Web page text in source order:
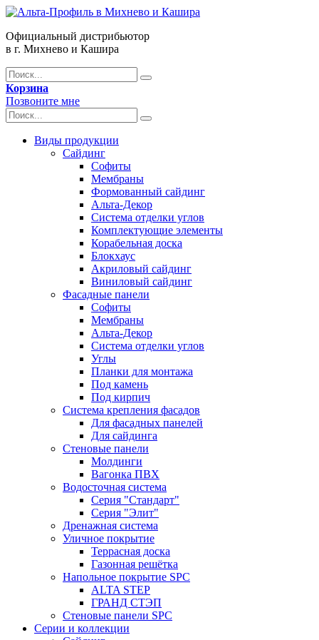
Официальный дистрибьютор
в г. Михнево и Кашира
Корзина
Позвоните мне
Виды продукции
Сайдинг
Софиты
Мембраны
Формованный сайдинг
Альта-Декор
Система отделки углов
Комплектующие элементы
Корабельная доска
Блокхаус
Акриловый сайдинг
Виниловый сайдинг
Фасадные панели
Софиты
Мембраны
Альта-Декор
Система отделки углов
Углы
Планки для монтажа
Под камень
Под кирпич
Система крепления фасадов
Для фасадных панелей
Для сайдинга
Стеновые панели
Молдинги
Вагонка ПВХ
Водосточная система
Серия "Стандарт"
Серия "Элит"
Дренажная система
Уличное покрытие
Террасная доска
Газонная решётка
Напольное покрытие SPC
ALTA STEP
ГРАНД СТЭП
Стеновые панели SPC
Серии и коллекции